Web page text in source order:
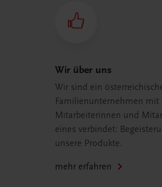
Wir über uns
Wir sind ein
Familienunternehmen mit
Mitarbeiterinnen und
eines verbindet:
unsere Produkte.
mehr erfahren